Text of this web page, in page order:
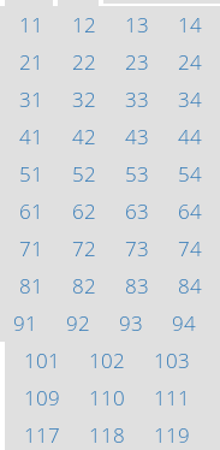
11
12 13 14
21
22 23 24
31
32 33 34
41
42 43 44
51
52 53 54
61
62 63 64
71
72 73 74
81
82 83 84
91
92 93 94
101
102 103
109
110 111
117
118 119